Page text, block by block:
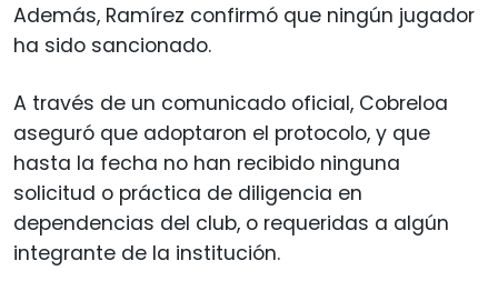
Además, Ramírez confirmó que ningún jugador
ha sido sancionado.
A través de un comunicado oficial, Cobreloa
aseguró que adoptaron el protocolo, y que
hasta la fecha no han recibido ninguna
solicitud o práctica de diligencia en
dependencias del club, o requeridas a algún
integrante de la institución.